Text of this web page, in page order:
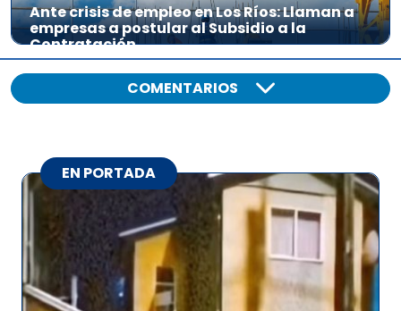
Ante crisis de empleo en Los Ríos: Llaman a
empresas a postular al Subsidio a la
Contratación
COMENTARIOS
EN PORTADA